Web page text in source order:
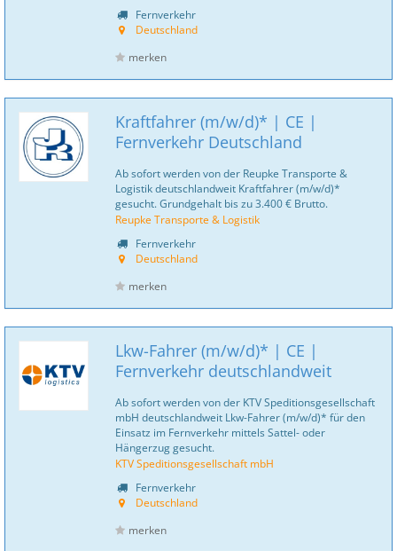
Fernverkehr
Deutschland
merken
Kraftfahrer (m/w/d)* | CE |
Fernverkehr Deutschland
Ab sofort werden von der Reupke Transporte &
Logistik deutschlandweit Kraftfahrer (m/w/d)*
gesucht. Grundgehalt bis zu 3.400 € Brutto.
Reupke Transporte & Logistik
Fernverkehr
Deutschland
merken
Lkw-Fahrer (m/w/d)* | CE |
Fernverkehr deutschlandweit
Ab sofort werden von der KTV Speditionsgesellschaft
mbH deutschlandweit Lkw-Fahrer (m/w/d)* für den
Einsatz im Fernverkehr mittels Sattel- oder
Hängerzug gesucht.
KTV Speditionsgesellschaft mbH
Fernverkehr
Deutschland
merken